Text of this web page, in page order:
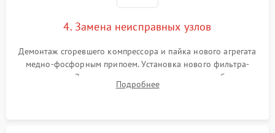
4. Замена неисправных узлов
Демонтаж сгоревшего компрессора и пайка нового агрегата
медно-фосфорным припоем. Установка нового фильтра-
осушителя. Замена изношенных вентиляторов обдува,
сломанных заслонок или поврежденных дверных петель.
Подробнее